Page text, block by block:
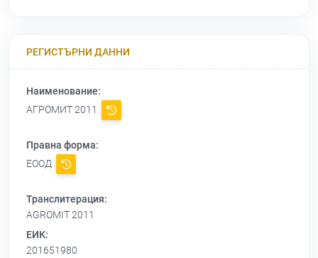
РЕГИСТЪРНИ ДАННИ
Наименование:
АГРОМИТ 2011
Правна форма:
ЕООД
Транслитерация:
AGROMIT 2011
ЕИК:
201651980